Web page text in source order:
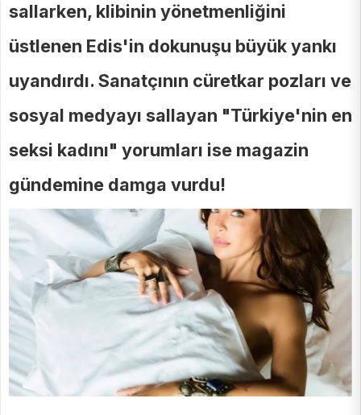
sallarken, klibinin yönetmenliğini
üstlenen Edis'in dokunuşu büyük yankı
uyandırdı. Sanatçının cüretkar pozları ve
sosyal medyayı sallayan "Türkiye'nin en
seksi kadını" yorumları ise magazin
gündemine damga vurdu!